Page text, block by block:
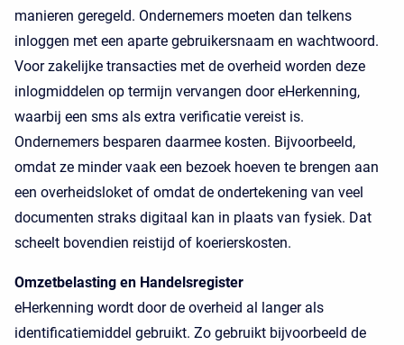
manieren geregeld. Ondernemers moeten dan telkens
inloggen met een aparte gebruikersnaam en wachtwoord.
Voor zakelijke transacties met de overheid worden deze
inlogmiddelen op termijn vervangen door eHerkenning,
waarbij een sms als extra verificatie vereist is.
Ondernemers besparen daarmee kosten. Bijvoorbeeld,
omdat ze minder vaak een bezoek hoeven te brengen aan
een overheidsloket of omdat de ondertekening van veel
documenten straks digitaal kan in plaats van fysiek. Dat
scheelt bovendien reistijd of koerierskosten.
Omzetbelasting en Handelsregister
eHerkenning wordt door de overheid al langer als
identificatiemiddel gebruikt. Zo gebruikt bijvoorbeeld de